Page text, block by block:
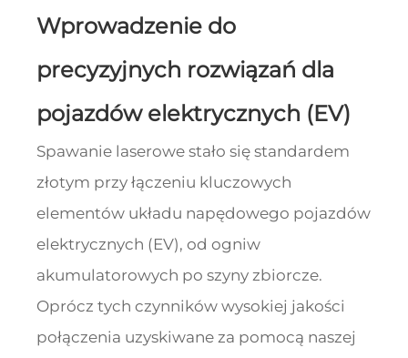
Wprowadzenie do
precyzyjnych rozwiązań dla
pojazdów elektrycznych (EV)
Spawanie laserowe stało się standardem
złotym przy łączeniu kluczowych
elementów układu napędowego pojazdów
elektrycznych (EV), od ogniw
akumulatorowych po szyny zbiorcze.
Oprócz tych czynników wysokiej jakości
połączenia uzyskiwane za pomocą naszej